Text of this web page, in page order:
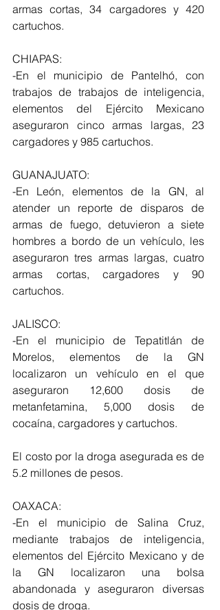
armas cortas, 34 cargadores y 420
cartuchos.
CHIAPAS:
-En el municipio de Pantelhó, con
trabajos de trabajos de inteligencia,
elementos del Ejército Mexicano
aseguraron cinco armas largas, 23
cargadores y 985 cartuchos.
GUANAJUATO:
-En León, elementos de la GN, al
atender un reporte de disparos de
armas de fuego, detuvieron a siete
hombres a bordo de un vehículo, les
aseguraron tres armas largas, cuatro
armas cortas, cargadores y 90
cartuchos.
JALISCO:
-En el municipio de Tepatitlán de
Morelos, elementos de la GN
localizaron un vehículo en el que
aseguraron 12,600 dosis de
metanfetamina, 5,000 dosis de
cocaína, cargadores y cartuchos.
El costo por la droga asegurada es de
5.2 millones de pesos.
OAXACA:
-En el municipio de Salina Cruz,
mediante trabajos de inteligencia,
elementos del Ejército Mexicano y de
la GN localizaron una bolsa
abandonada y aseguraron diversas
dosis de droga.